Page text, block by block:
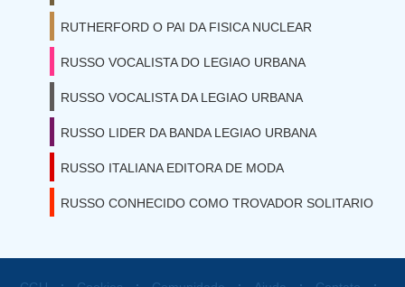
RUTHERFORD O PAI DA FISICA NUCLEAR
RUSSO VOCALISTA DO LEGIAO URBANA
RUSSO VOCALISTA DA LEGIAO URBANA
RUSSO LIDER DA BANDA LEGIAO URBANA
RUSSO ITALIANA EDITORA DE MODA
RUSSO CONHECIDO COMO TROVADOR SOLITARIO